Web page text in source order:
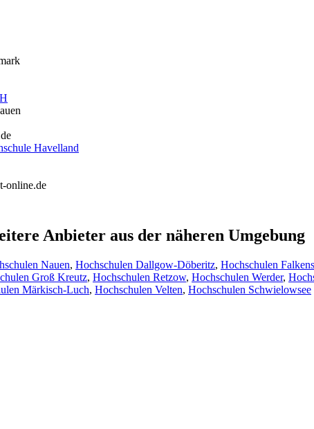
Havelland
online.de
Anbieter aus der näheren Umgebung
Nauen, Hochschulen Dallgow-Döberitz, Hochschulen
Groß Kreutz, Hochschulen Retzow, Hochschulen Werder,
Märkisch-Luch, Hochschulen Velten, Hochschulen Schwielowsee